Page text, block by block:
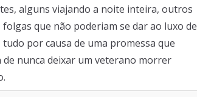
alguns viajando a noite inteira, outros
que não poderiam se dar ao luxo de
por causa de uma promessa que
de nunca deixar um veterano morrer